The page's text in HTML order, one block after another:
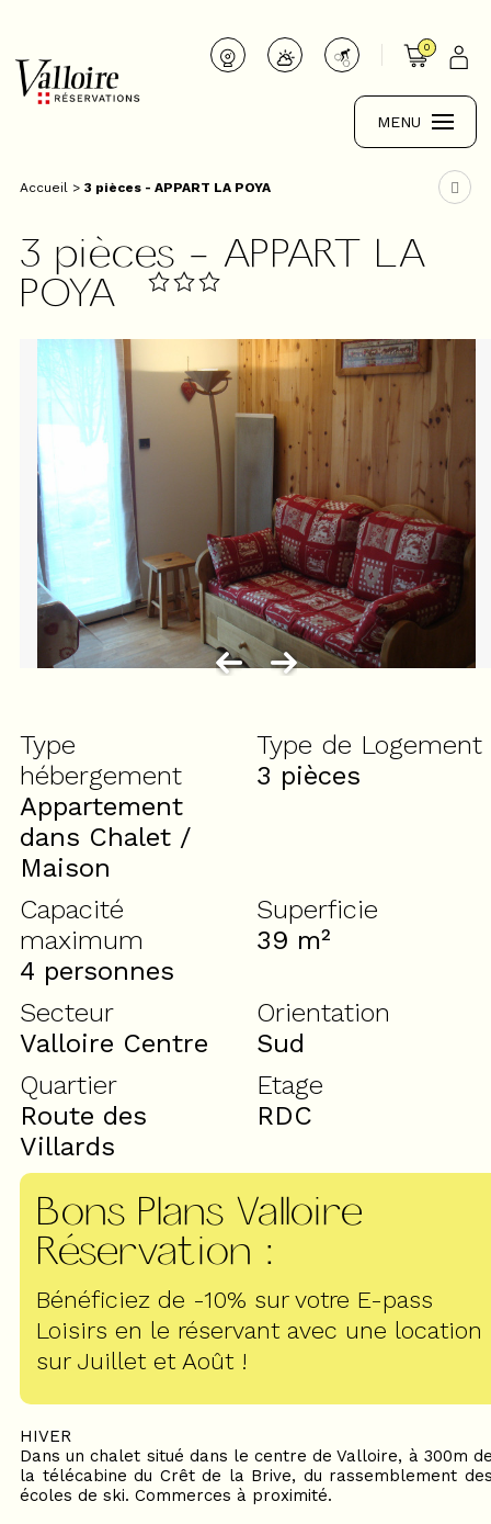
0
MENU
Accueil > 3 pièces - APPART LA POYA
3 pièces - APPART LA
POYA
Type
hébergement
Appartement
dans Chalet /
Maison
Type de Logement
3 pièces
Capacité
maximum
4 personnes
Superficie
39 m²
Secteur
Valloire Centre
Orientation
Sud
Quartier
Route des
Villards
Etage
RDC
Bons Plans Valloire
Réservation :
Bénéficiez de -10% sur votre E-pass
Loisirs en le réservant avec une location
sur Juillet et Août !
HIVER
Dans un chalet situé dans le centre de Valloire, à 300m
la télécabine du Crêt de la Brive, du rassemblement
écoles de ski. Commerces à proximité.